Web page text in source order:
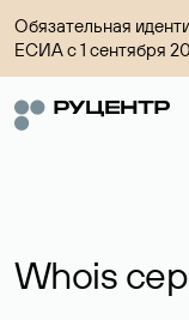
Обязательная
ЕСИА с 1 сентября
Whois